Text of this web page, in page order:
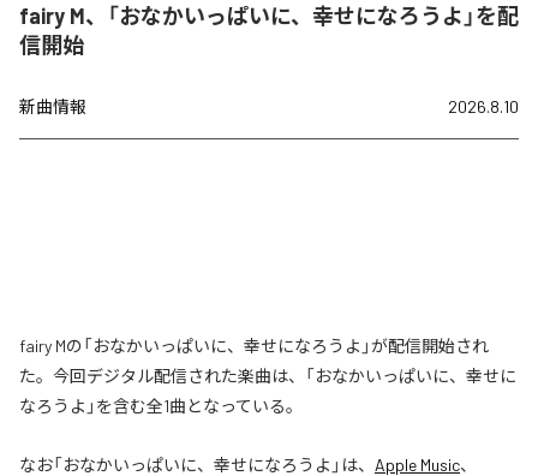
fairy M、「おなかいっぱいに、幸せになろうよ」を配
信開始
新曲情報 2026.8.10
fairy Mの「おなかいっぱいに、幸せになろうよ」が配信開始され
た。今回デジタル配信された楽曲は、「おなかいっぱいに、幸せに
なろうよ」を含む全1曲となっている。
なお「おなかいっぱいに、幸せになろうよ 」は、 Apple Music、